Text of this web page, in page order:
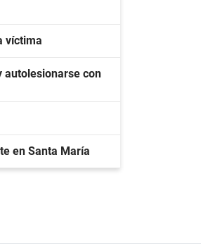
víctima
autolesionarse con
en Santa María